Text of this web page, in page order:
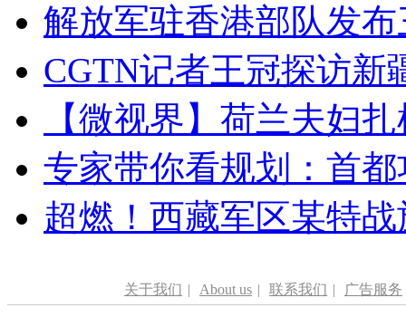
解放军驻香港部队发
CGTN记者王冠探访新
【微视界】荷兰夫妇
专家带你看规划：首
超燃！西藏军区某特
关于我们 | About us | 联系我们 | 广告服务